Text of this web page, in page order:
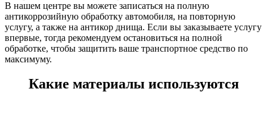
В нашем центре вы можете записаться на полную
антикоррозийную обработку автомобиля, на повторную
услугу, а также на антикор днища. Если вы заказываете услугу
впервые, тогда рекомендуем остановиться на полной
обработке, чтобы защитить ваше транспортное средство по
максимуму.
Какие материалы используются